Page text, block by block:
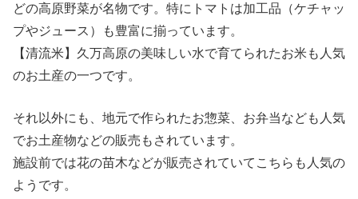
どの高原野菜が名物です。特にトマトは加工品（ケチャッ
プやジュース）も豊富に揃っています。
【清流米】久万高原の美味しい水で育てられたお米も人気
のお土産の一つです。
それ以外にも、地元で作られたお惣菜、お弁当なども人気
でお土産物などの販売もされています。
施設前では花の苗木などが販売されていてこちらも人気の
ようです。